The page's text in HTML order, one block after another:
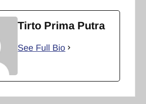
Tirto Prima Putra
See Full Bio